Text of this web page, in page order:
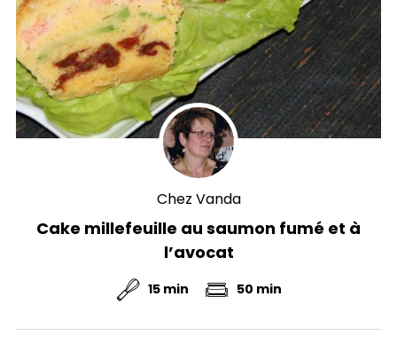
Chez Vanda
Cake millefeuille au saumon fumé et à
l’avocat
15 min 50 min